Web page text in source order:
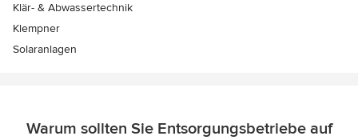
Klär- & Abwassertechnik
Klempner
Solaranlagen
Warum sollten Sie Entsorgungsbetriebe auf